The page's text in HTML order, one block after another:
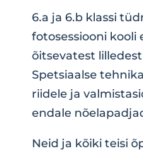
6.a ja 6.b klassi
fotosessiooni kooli
õitsevatest
Spetsiaalse
riidele ja
endale
Neid ja kõiki teisi